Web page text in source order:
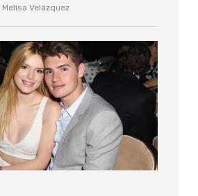
Melisa Velázquez